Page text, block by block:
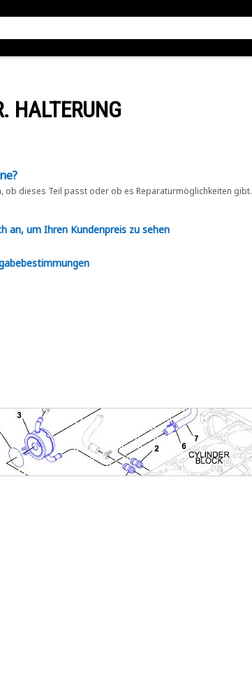
HALTERUNG
ob dieses Teil passt oder ob es Reparaturmöglichkeiten gibt.
an, um Ihren Kundenpreis zu sehen